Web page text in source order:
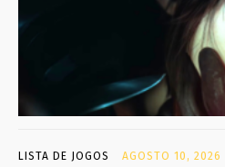
LISTA DE JOGOS AGOSTO 10, 2026